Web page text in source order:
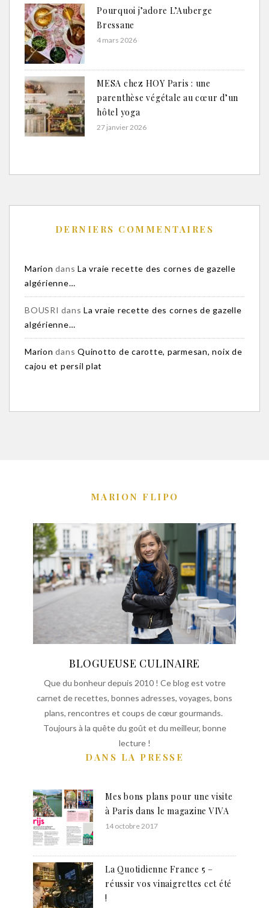
Pourquoi j’adore L’Auberge
Bressane
4 mars 2026
MESA chez HOY Paris : une
parenthèse végétale au cœur d’un
hôtel yoga
27 janvier 2026
DERNIERS COMMENTAIRES
Marion dans La vraie recette des cornes de gazelle
algérienne…
BOUSRI dans La vraie recette des cornes de gazelle
algérienne…
Marion dans Quinotto de carotte, parmesan, noix de
cajou et persil plat
MARION FLIPO
BLOGUEUSE CULINAIRE
Que du bonheur depuis 2010 ! Ce blog est votre
carnet de recettes, bonnes adresses, voyages, bons
plans, rencontres et coups de cœur gourmands.
Toujours à la quête du goût et du meilleur, bonne
lecture !
DANS LA PRESSE
Mes bons plans pour une visite
à Paris dans le magazine VIVA
14 octobre 2017
La Quotidienne France 5 –
réussir vos vinaigrettes cet été
!